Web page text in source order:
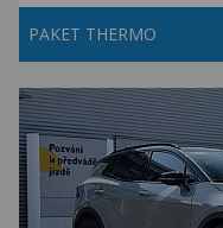
PAKET THERMO